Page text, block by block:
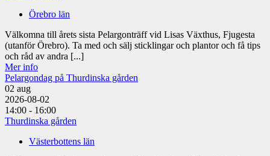
Örebro län
Välkomna till årets sista Pelargonträff vid Lisas Växthus, Fjugesta
(utanför Örebro). Ta med och sälj sticklingar och plantor och få tips
och råd av andra [...]
Mer info
Pelargondag på Thurdinska gården
02 aug
2026-08-02
14:00 - 16:00
Thurdinska gården
Västerbottens län